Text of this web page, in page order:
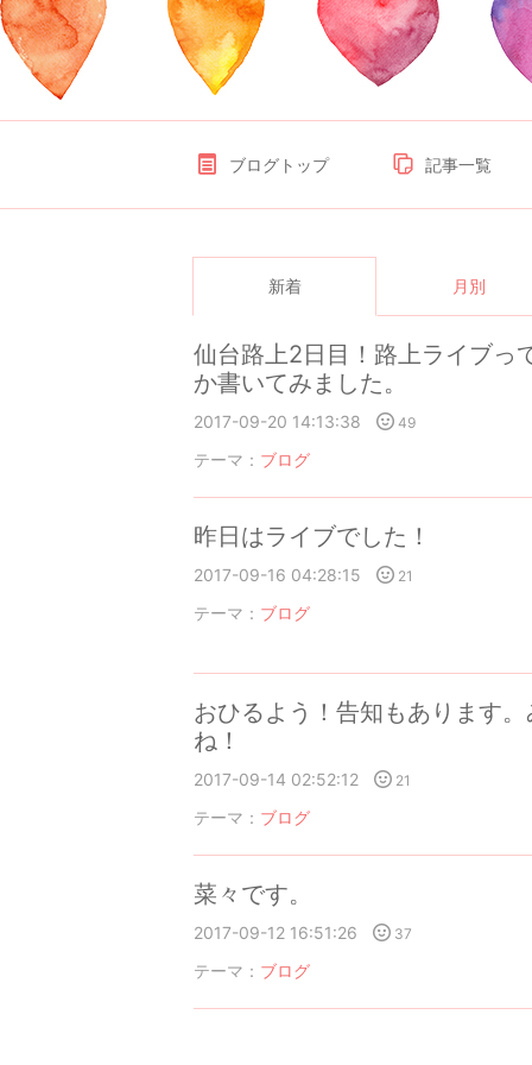
ブログトップ 記事一覧
新着 月別
仙台路上2日目！路上ライブっ
か書いてみました。
2017-09-20 14:13:38 49
テーマ： ブログ
昨日はライブでした！
2017-09-16 04:28:15 21
テーマ： ブログ
おひるよう！告知もあります
ね！
2017-09-14 02:52:12 21
テーマ： ブログ
菜々です。
2017-09-12 16:51:26 37
テーマ： ブログ